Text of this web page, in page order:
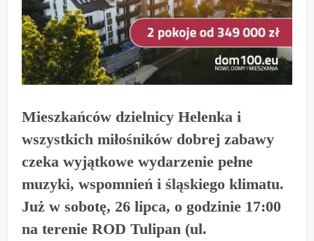
Mieszkańców dzielnicy Helenka i
wszystkich miłośników dobrej zabawy
czeka wyjątkowe wydarzenie pełne
muzyki, wspomnień i śląskiego klimatu.
Już w sobotę, 26 lipca, o godzinie 17:00
na terenie ROD Tulipan (ul.